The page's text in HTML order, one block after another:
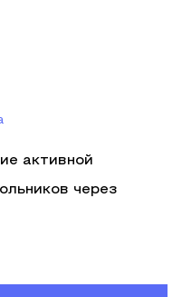
активной
через